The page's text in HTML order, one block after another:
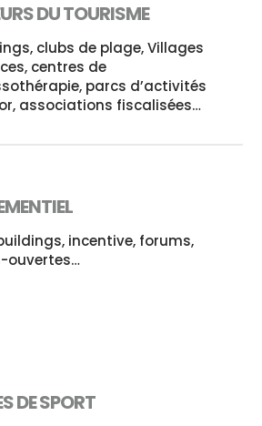
DU TOURISME
clubs de plage, Villages
centres de
parcs d’activités
associations fiscalisées…
incentive, forums,
ouvertes…
DE SPORT